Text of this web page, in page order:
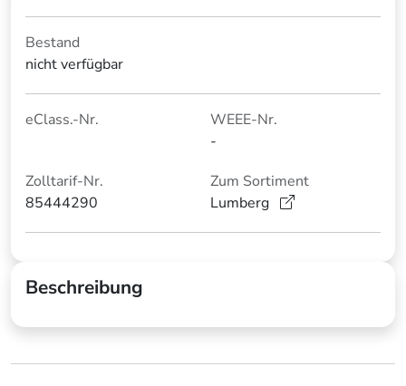
Bestand
nicht verfügbar
eClass.-Nr.
WEEE-Nr.
-
Zolltarif-Nr.
85444290
Zum Sortiment
Lumberg
Beschreibung